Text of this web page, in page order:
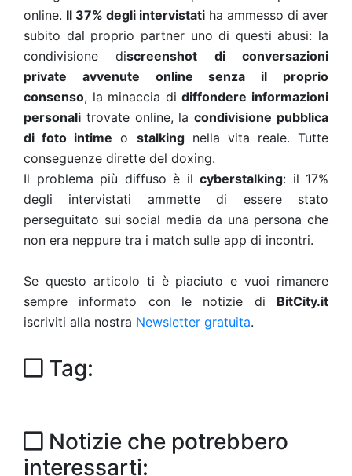
online. Il 37% degli intervistati ha ammesso di aver
subito dal proprio partner uno di questi abusi: la
condivisione discreenshot di conversazioni
private avvenute online senza il proprio
consenso, la minaccia didiffondere informazioni
personali trovate online, lacondivisione pubblica
di foto intime o stalkingnella vita reale. Tutte
conseguenze dirette del doxing.
Il problema più diffuso è il cyberstalking: il 17%
degli intervistati ammette di essere stato
perseguitato sui social media da una persona che
non era neppure tra i match sulle app di incontri.
Se questo articolo ti è piaciuto e vuoi rimanere
sempre informato con le notizie di BitCity.it
iscriviti alla nostra Newsletter gratuita.
Tag:
Notizie che potrebbero
interessarti: